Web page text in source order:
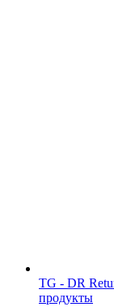
TG - DR
продукты